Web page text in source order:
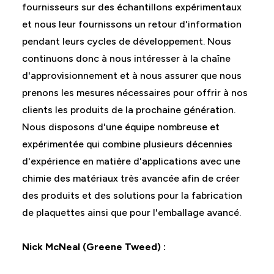
fournisseurs sur des échantillons expérimentaux
et nous leur fournissons un retour d'information
pendant leurs cycles de développement. Nous
continuons donc à nous intéresser à la chaîne
d'approvisionnement et à nous assurer que nous
prenons les mesures nécessaires pour offrir à nos
clients les produits de la prochaine génération.
Nous disposons d'une équipe nombreuse et
expérimentée qui combine plusieurs décennies
d'expérience en matière d'applications avec une
chimie des matériaux très avancée afin de créer
des produits et des solutions pour la fabrication
de plaquettes ainsi que pour l'emballage avancé.
Nick McNeal (Greene Tweed) :